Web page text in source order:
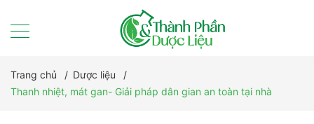
Trang chủ / Dược liệu
/
Thanh nhiệt, mát gan- Giải pháp dân gian an toàn tại nhà